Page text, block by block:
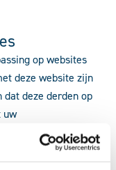
op websites
deze website zijn
deze derden op
uw
de
alvorens van